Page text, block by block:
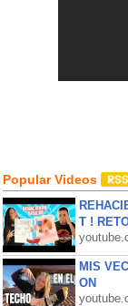
Popular Videos
T !
MIS
ON